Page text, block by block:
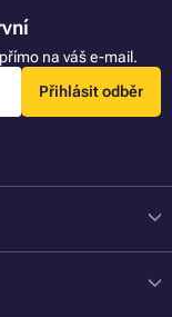
na váš e-mail.
Přihlásit odběr